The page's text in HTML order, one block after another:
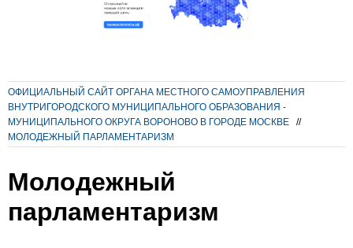
ОФИЦИАЛЬНЫЙ САЙТ ОРГАНА МЕСТНОГО САМОУПРАВЛЕНИЯ
ВНУТРИГОРОДСКОГО МУНИЦИПАЛЬНОГО ОБРАЗОВАНИЯ -
МУНИЦИПАЛЬНОГО ОКРУГА ВОРОНОВО В ГОРОДЕ МОСКВЕ
//
МОЛОДЕЖНЫЙ ПАРЛАМЕНТАРИЗМ
Молодежный
парламентаризм